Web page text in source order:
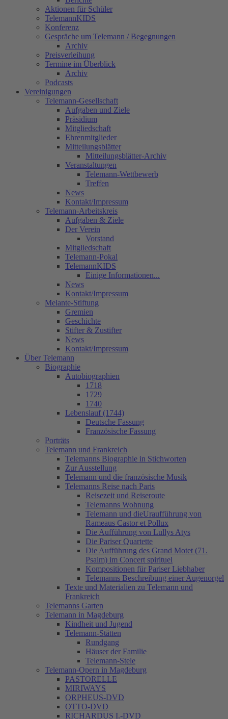
Aktionen für Schüler
TelemannKIDS
Konferenz
Gespräche um Telemann / Begegnungen
Archiv
Preisverleihung
Termine im Überblick
Archiv
Podcasts
Vereinigungen
Telemann-Gesellschaft
Aufgaben und Ziele
Präsidium
Mitgliedschaft
Ehrenmitglieder
Mitteilungsblätter
Mitteilungsblätter-Archiv
Veranstaltungen
Telemann-Wettbewerb
Treffen
News
Kontakt/Impressum
Telemann-Arbeitskreis
Aufgaben & Ziele
Der Verein
Vorstand
Mitgliedschaft
Telemann‐Pokal
TelemannKIDS
Einige Informationen...
News
Kontakt/Impressum
Melante-Stiftung
Gremien
Geschichte
Stifter & Zustifter
News
Kontakt/Impressum
Über Telemann
Biographie
Autobiographien
1718
1729
1740
Lebenslauf (1744)
Deutsche Fassung
Französische Fassung
Porträts
Telemann und Frankreich
Telemanns Biographie in Stichworten
Zur Ausstellung
Telemann und die französische Musik
Telemanns Reise nach Paris
Reisezeit und Reiseroute
Telemanns Wohnung
Telemann und dieUraufführung von
Rameaus Castor et Pollux
Die Aufführung von Lullys Atys
Die Pariser Quartette
Die Aufführung des Grand Motet (71.
Psalm) im Concert spirituel
Kompositionen für Pariser Liebhaber
Telemanns Beschreibung einer Augenorgel
Texte und Materialien zu Telemann und
Frankreich
Telemanns Garten
Telemann in Magdeburg
Kindheit und Jugend
Telemann-Stätten
Rundgang
Häuser der Familie
Telemann-Stele
Telemann-Opern in Magdeburg
PASTORELLE
MIRIWAYS
ORPHEUS-DVD
OTTO-DVD
RICHARDUS I.-DVD